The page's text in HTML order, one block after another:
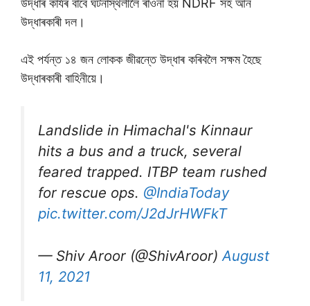
উদ্ধাৰ কাৰ্যৰ বাবে ঘটনাস্থলীলৈ ৰাওনা হয় NDRF সহ আন
উদ্ধাৰকাৰী দল।
এই পৰ্যন্ত ১৪ জন লােকক জীৱন্তে উদ্ধাৰ কৰিবলৈ সক্ষম হৈছে
উদ্ধাৰকাৰী বাহিনীয়ে।
Landslide in Himachal's Kinnaur
hits a bus and a truck, several
feared trapped. ITBP team rushed
for rescue ops. @IndiaToday
pic.twitter.com/J2dJrHWFkT
— Shiv Aroor (@ShivAroor) August
11, 2021